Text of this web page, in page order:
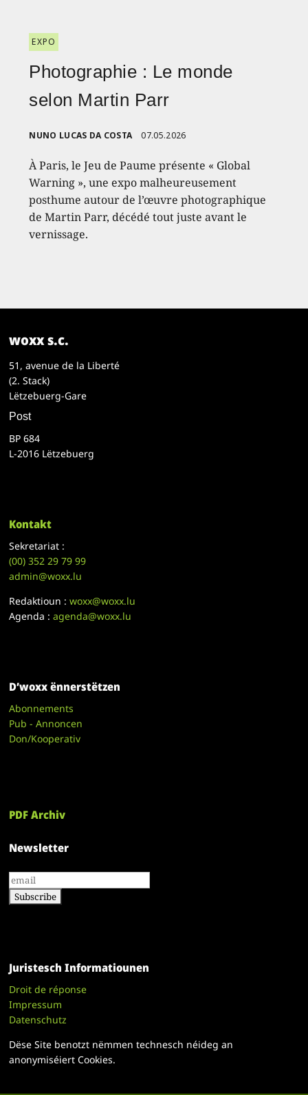
EXPO
Photographie : Le monde
selon Martin Parr
NUNO LUCAS DA COSTA 07.05.2026
À Paris, le Jeu de Paume présente « Global
Warning », une expo malheureusement
posthume autour de l’œuvre photographique
de Martin Parr, décédé tout juste avant le
vernissage.
woxx s.c.
51, avenue de la Liberté
(2. Stack)
Lëtzebuerg-Gare
Post
BP 684
L-2016 Lëtzebuerg
Kontakt
Sekretariat :
(00)352 29 79 99
admin@woxx.lu
Redaktioun :woxx@woxx.lu
Agenda :agenda@woxx.lu
D’woxx ënnerstëtzen
Abonnements
Pub - Annoncen
Don/Kooperativ
PDF Archiv
Newsletter
Juristesch Informatiounen
Droit de réponse
Impressum
Datenschutz
Dëse Site benotzt nëmmen technesch néideg an
anonymiséiert Cookies.